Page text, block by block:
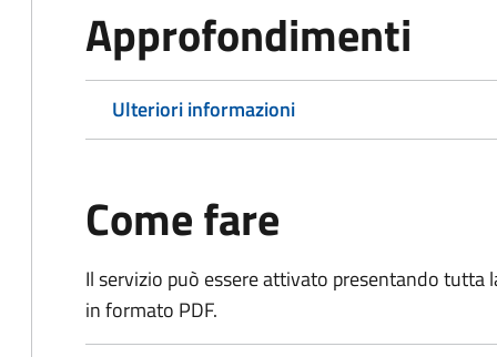
Approfondimenti
Ulteriori informazioni
Come fare
Il servizio può essere attivato presentando
in formato PDF.